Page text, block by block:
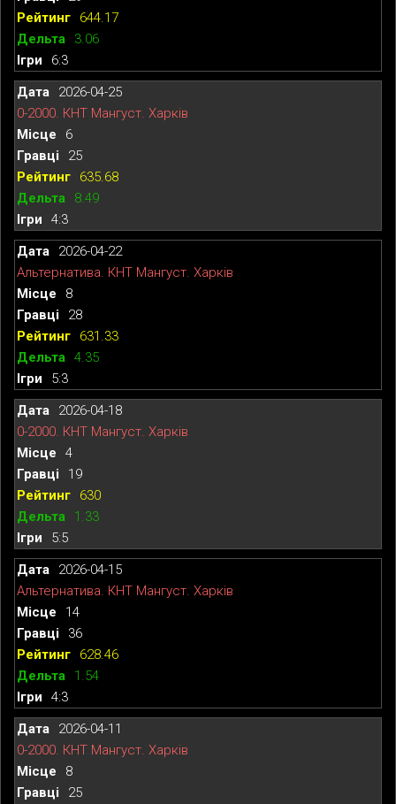
644.17
3.06
6:3
2026-04-25
0-2000. КНТ Мангуст. Харків
6
25
635.68
8.49
4:3
2026-04-22
Альтернатива. КНТ Мангуст. Харків
8
28
631.33
4.35
5:3
2026-04-18
0-2000. КНТ Мангуст. Харків
4
19
630
1.33
5:5
2026-04-15
Альтернатива. КНТ Мангуст. Харків
14
36
628.46
1.54
4:3
2026-04-11
0-2000. КНТ Мангуст. Харків
8
25